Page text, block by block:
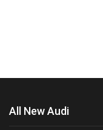
All New Audi